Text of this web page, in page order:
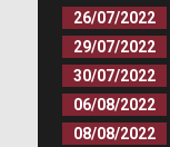
26/07/2022
29/07/2022
30/07/2022
06/08/2022
08/08/2022